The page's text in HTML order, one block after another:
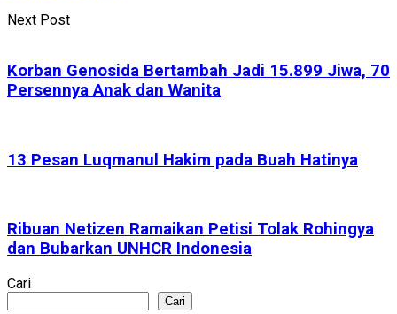
Next Post
Korban Genosida Bertambah Jadi 15.899 Jiwa, 70
Persennya Anak dan Wanita
13 Pesan Luqmanul Hakim pada Buah Hatinya
Ribuan Netizen Ramaikan Petisi Tolak Rohingya
dan Bubarkan UNHCR Indonesia
Cari
Cari